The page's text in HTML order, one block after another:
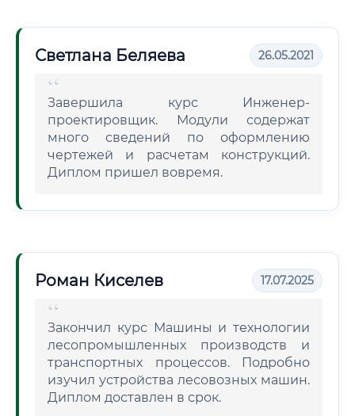
Светлана Беляева 26.05.2021
Завершила курс Инженер-
проектировщик. Модули содержат
много сведений по оформлению
чертежей и расчетам конструкций.
Диплом пришел вовремя.
Роман Киселев 17.07.2025
Закончил курс Машины и технологии
лесопромышленных производств и
транспортных процессов. Подробно
изучил устройства лесовозных машин.
Диплом доставлен в срок.